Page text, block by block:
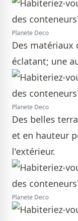
Planete Deco
Des matériaux
éclatant; une
Planete Deco
Des belles
et en hauteur
l'extérieur.
Planete Deco